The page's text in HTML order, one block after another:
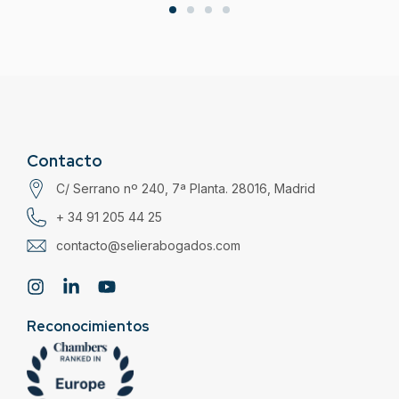
Contacto
C/ Serrano nº 240, 7ª Planta. 28016, Madrid
+ 34 91 205 44 25
contacto@selierabogados.com
Reconocimientos